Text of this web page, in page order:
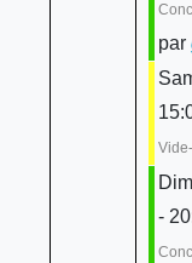
par
-